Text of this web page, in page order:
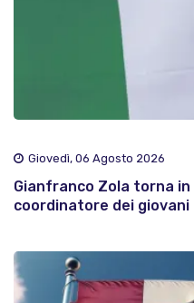
Giovedì, 06 Agosto 2026
Gianfranco Zola torna in
coordinatore dei giovani